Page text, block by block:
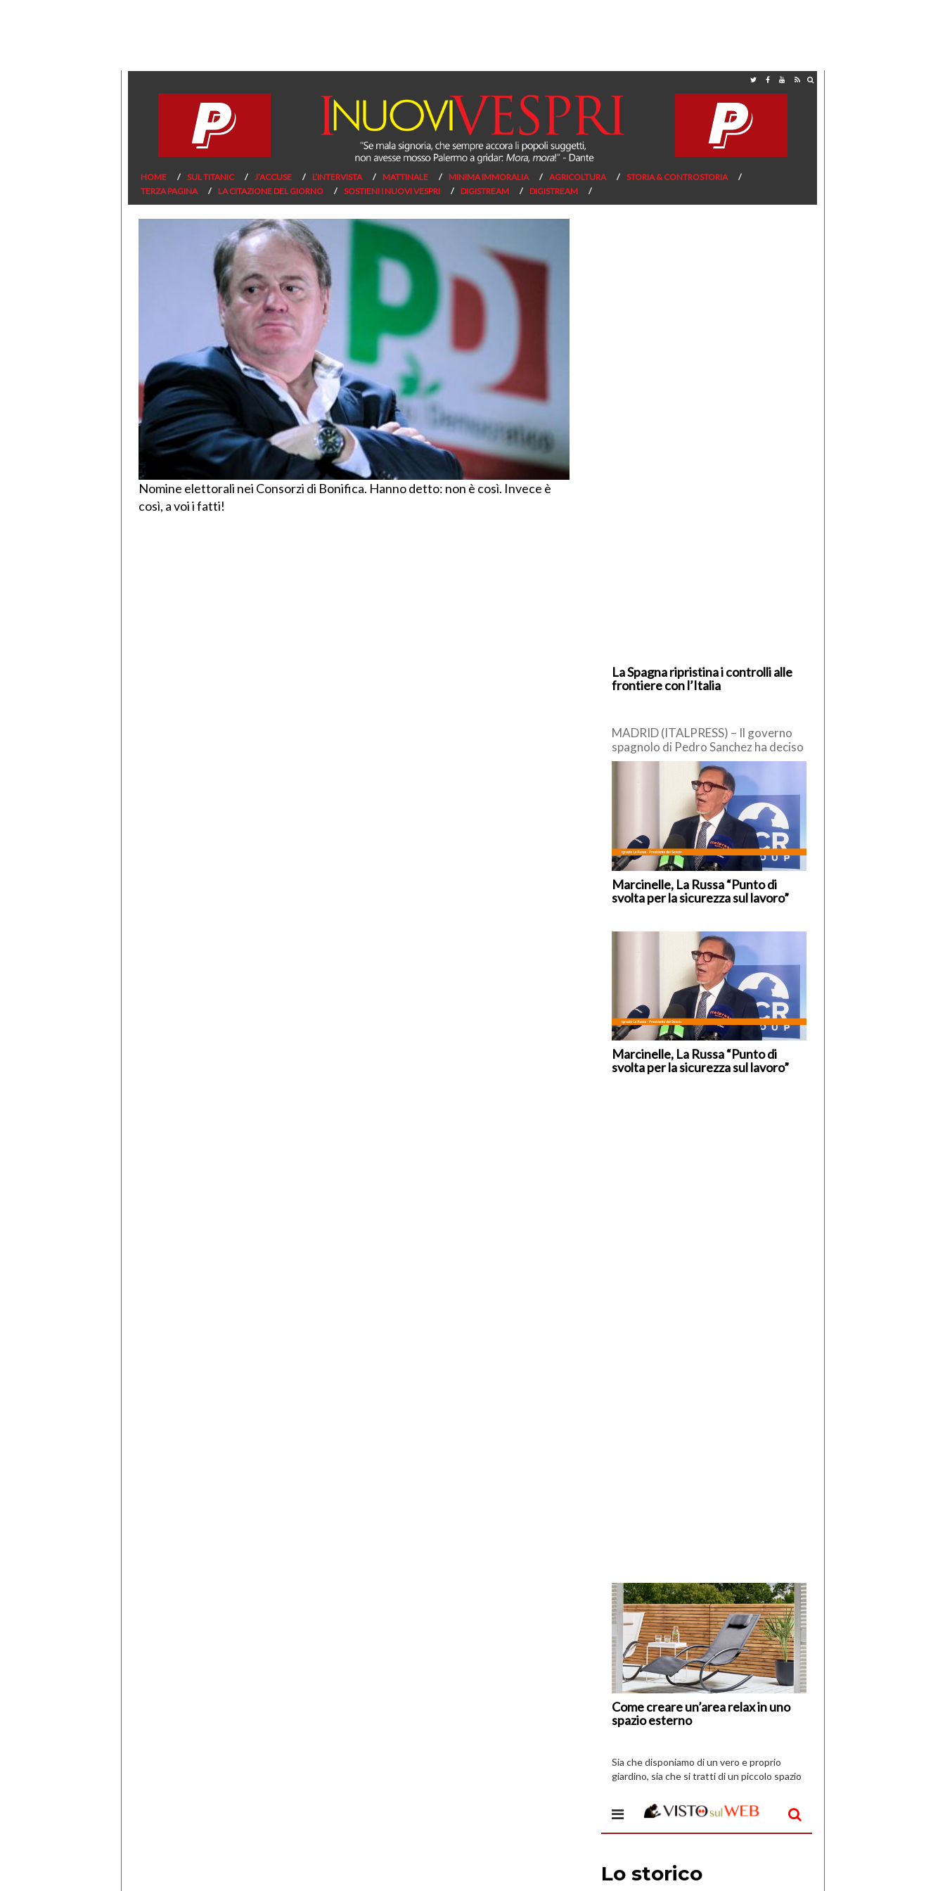
HOME SUL TITANIC J’ACCUSE L’INTERVISTA MATTINALE MINIMA IMMORALIA AGRICOLTURA
STORIA & CONTROSTORIA
TERZA PAGINA
LA CITAZIONE DEL GIORNO SOSTIENI I NUOVI VESPRI DIGISTREAM DIGISTREAM
Nomine elettorali nei Consorzi di Bonifica. Hanno detto: non è così. Invece è
così, a voi i fatti!
La Spagna ripristina i controlli alle
frontiere con l’Italia
MADRID (ITALPRESS) – Il governo
spagnolo di Pedro Sanchez ha deciso
di reintrodurre “temporaneamente” i
controlli alle frontiere interne, nei […]
Marcinelle, La Russa “Punto di
svolta per la sicurezza sul lavoro”
Marcinelle, La Russa “Punto di
svolta per la sicurezza sul lavoro”
Come creare un’area relax in uno
spazio esterno
di
I
Vespri
Sia che disponiamo di un vero e proprio
giardino, sia che si tratti di un piccolo spazio